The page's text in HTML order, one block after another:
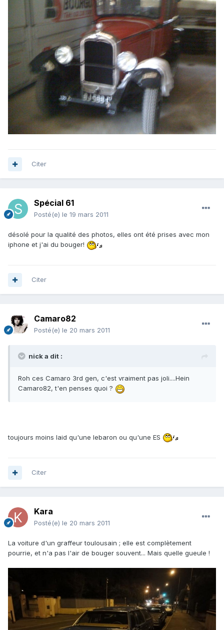
Citer
Spécial 61
Posté(e) le 19 mars 2011
désolé pour la qualité des photos, elles ont été prises avec mon
iphone et j'ai du bouger!
Citer
Camaro82
Posté(e) le 20 mars 2011
nick a dit :
Roh ces Camaro 3rd gen, c'est vraiment pas joli....Hein
Camaro82, t'en penses quoi ?
toujours moins laid qu'une lebaron ou qu'une ES
Citer
Kara
Posté(e) le 20 mars 2011
La voiture d'un graffeur toulousain ; elle est complètement
pourrie, et n'a pas l'air de bouger souvent... Mais quelle gueule !